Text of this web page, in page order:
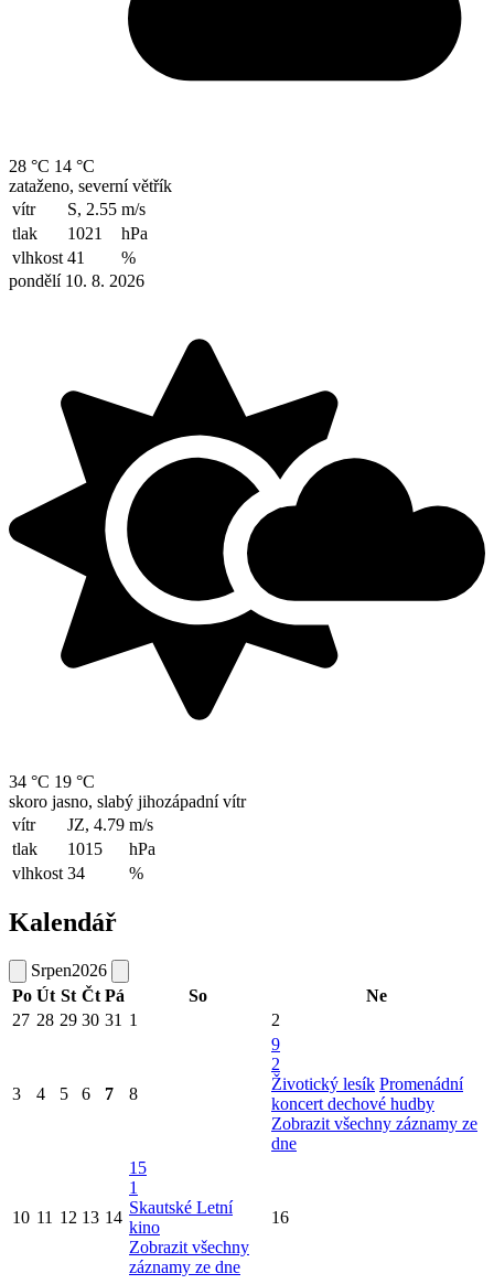
28 °C 14 °C
zataženo, severní větřík
vítr
S, 2.55 m/s
tlak
1021
hPa
vlhkost 41
%
pondělí 10. 8. 2026
34 °C 19 °C
skoro jasno, slabý jihozápadní vítr
vítr
JZ, 4.79 m/s
tlak
1015
hPa
vlhkost 34 %
Kalendář
Srpen2026
Po Út St Čt Pá So
Ne
27 28 29 30 31 1 2
3 4 5 6 7 8
9
2
Životický lesík Promenádní
koncert dechové hudby
Zobrazit všechny záznamy ze
dne
10 11 12 13 14
15
1
Skautské Letní
kino
Zobrazit všechny
záznamy ze dne
16